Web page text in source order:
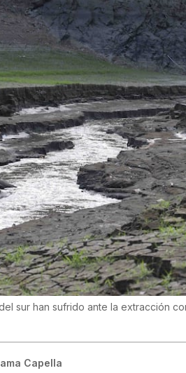
sur han sufrido ante la extracción
Capella